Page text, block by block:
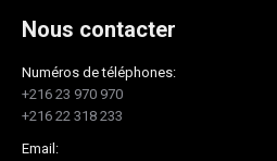
Nous contacter
Numéros de téléphones:
+216 23 970 970
+216 22 318 233
Email: